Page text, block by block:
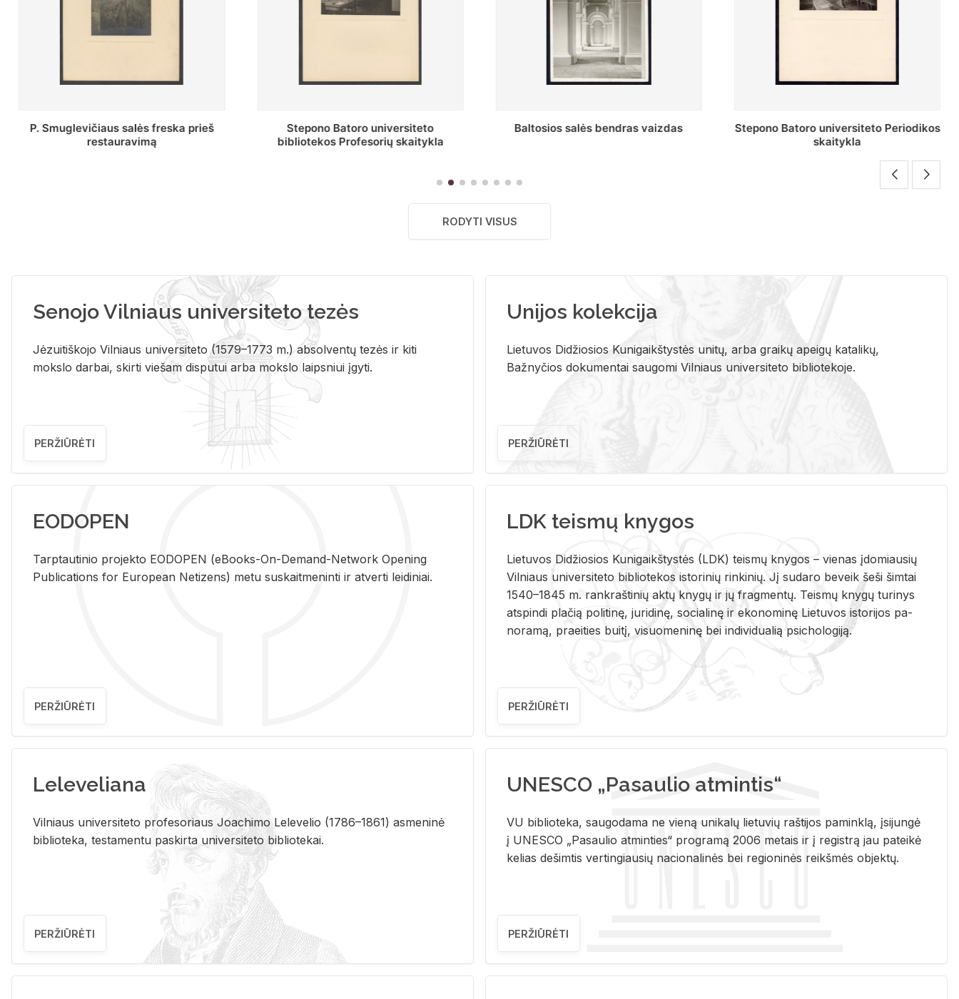
Stepono Batoro universiteto
bibliotekos Profesorių skaitykla
Baltosios salės bendras vaizdas
Stepono Batoro universiteto Periodikos
Periodikos skaitykla Stepono Batoro
universiteto bibliotekoje
RODYTI VISUS
Senojo Vilniaus universiteto tezės
Jėzuitiškojo Vilniaus universiteto (1579–1773 m.) absolventų tezės ir kiti
mokslo darbai, skirti viešam disputui arba mokslo laipsniui įgyti.
PERŽIŪRĖTI
Unijos kolekcija
Lietuvos Didžiosios Kunigaikštystės unitų, arba graikų apeigų katalikų,
Bažnyčios dokumentai saugomi Vilniaus universiteto bibliotekoje.
PERŽIŪRĖTI
EODOPEN
Tarp­tau­ti­nio pro­jek­to EO­DO­PEN (eBo­oks-On-De­mand-Ne­twork Ope­ning
Pub­li­ca­tions for Eu­ro­pe­an Ne­ti­zens) metu su­skait­me­nin­ti ir at­ver­ti lei­di­niai.
PERŽIŪRĖTI
LDK teismų knygos
Lie­tu­vos Di­džio­sios Ku­ni­gaikš­tys­tės (LDK) teis­mų kny­gos – vie­nas įdo­miau­sių
Vil­niaus uni­ver­si­te­to bi­b­lio­te­kos is­to­ri­nių rin­ki­nių. Jį su­da­ro be­veik šeši šim­tai
1540–1845 m. rank­raš­ti­nių aktų kny­gų ir jų frag­men­tų. Teis­mų kny­gų tu­ri­nys
at­spin­di pla­čią po­li­ti­nę, ju­ri­di­nę, so­cia­li­nę ir eko­no­mi­nę Lie­tu­vos is­to­ri­jos pa­
no­ra­mą, pra­ei­ties bui­tį, vi­suo­me­ni­nę bei in­di­vi­dua­lią psi­cho­lo­gi­ją.
PERŽIŪRĖTI
Leleveliana
Vil­niaus uni­ver­si­te­to pro­fe­so­riaus Jo­a­chi­mo Le­le­ve­lio (1786–1861) as­me­ni­nė
bi­b­lio­te­ka, te­sta­men­tu pa­skir­ta uni­ver­si­te­to bi­b­lio­te­kai.
PERŽIŪRĖTI
UNESCO „Pasaulio atmintis“
VU biblioteka, saugodama ne vieną unikalų lietuvių raštijos paminklą, įsijungė
į UNESCO „Pasaulio atminties“ programą 2006 metais ir į registrą jau pateikė
kelias dešimtis vertingiausių nacionalinės bei regioninės reikšmės objektų.
PERŽIŪRĖTI